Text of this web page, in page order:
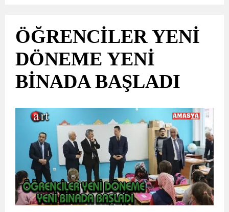
ÖĞRENCİLER YENİ
DÖNEME YENİ
BİNADA BAŞLADI